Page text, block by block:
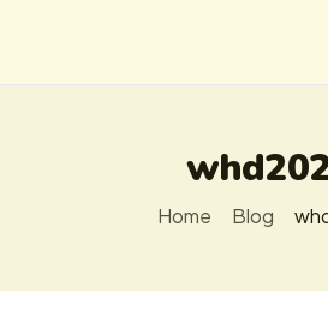
CHI
FORMAZIONE
PROGETTI
Home Blog